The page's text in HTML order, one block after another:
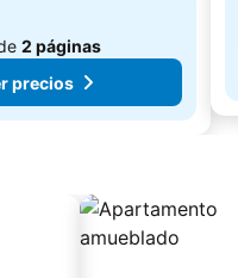
2 páginas
precios